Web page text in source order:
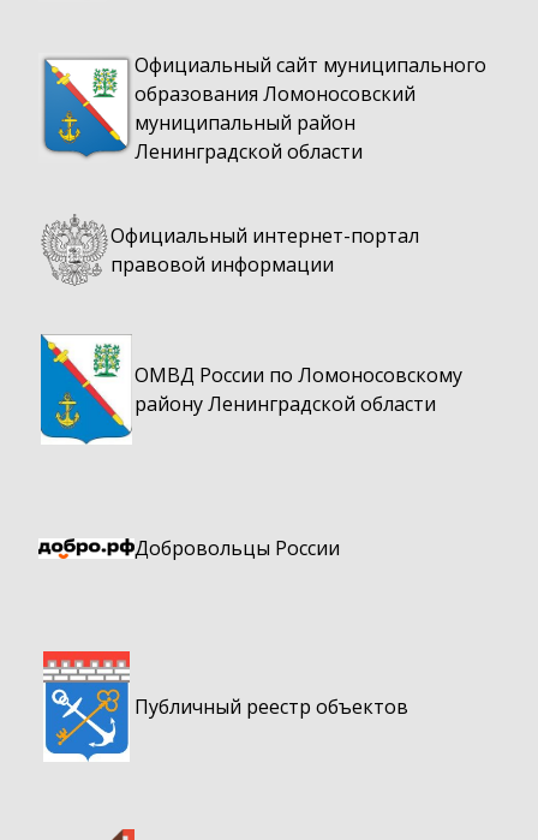
Официальный сайт муниципального
образования Ломоносовский
муниципальный район
Ленинградской области
Официальный интернет-портал
правовой информации
ОМВД России по Ломоносовскому
району Ленинградской области
Добровольцы России
Публичный реестр объектов